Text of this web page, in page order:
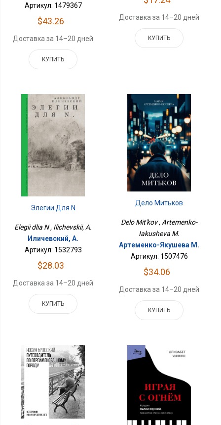
Артикул: 1479367
$43.26
Доставка за 14–20 дней
КУПИТЬ
Доставка за 14–20 дней
КУПИТЬ
Элегии Для N
Elegii dlia N , Ilichevskii, A.
Иличевский, А.
Артикул: 1532793
$28.03
Доставка за 14–20 дней
КУПИТЬ
Дело Митьков
Delo Mit'kov , Artemenko-
Iakusheva M.
Артеменко-Якушева М.
Артикул: 1507476
$34.06
Доставка за 14–20 дней
КУПИТЬ